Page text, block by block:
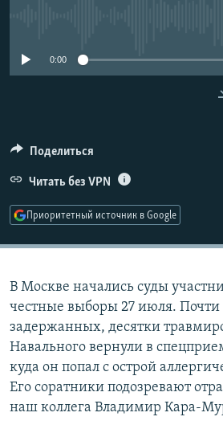
0:00
Поделиться
Читать без VPN
Приоритетный источник в Google
В Москве начались суды
честные выборы 27 июля. Почти
задержанных, десятки
Навального вернули в
куда он попал с острой
Его соратники подозревают
наш коллега Владимир Кара-